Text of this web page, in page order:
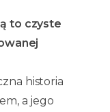
to czyste
historia
a jego